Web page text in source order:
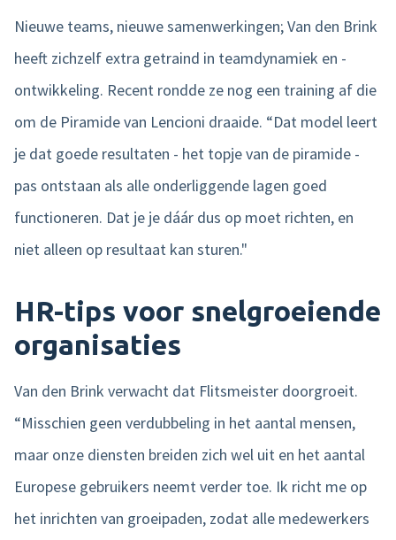
Nieuwe teams, nieuwe samenwerkingen; Van den Brink
heeft zichzelf extra getraind in teamdynamiek en -
ontwikkeling. Recent rondde ze nog een training af die
om de Piramide van Lencioni draaide. “Dat model leert
je dat goede resultaten - het topje van de piramide -
pas ontstaan als alle onderliggende lagen goed
functioneren. Dat je je dáár dus op moet richten, en
niet alleen op resultaat kan sturen."
HR-tips voor snelgroeiende
organisaties
Van den Brink verwacht dat Flitsmeister doorgroeit.
“Misschien geen verdubbeling in het aantal mensen,
maar onze diensten breiden zich wel uit en het aantal
Europese gebruikers neemt verder toe. Ik richt me op
het inrichten van groeipaden, zodat alle medewerkers